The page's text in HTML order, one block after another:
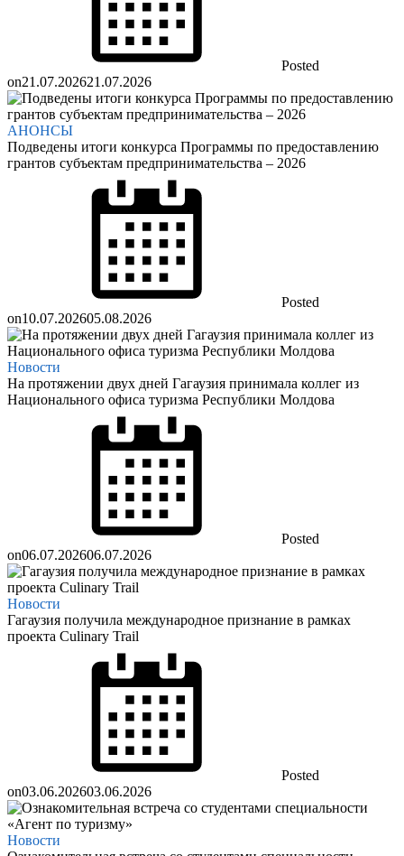
Posted
on21.07.202621.07.2026
АНОНСЫ
Подведены итоги конкурса Программы по предоставлению
грантов субъектам предпринимательства – 2026
Posted
on10.07.202605.08.2026
Новости
На протяжении двух дней Гагаузия принимала коллег из
Национального офиса туризма Республики Молдова
Posted
on06.07.202606.07.2026
Новости
Гагаузия получила международное признание в рамках
проекта Culinary Trail
Posted
on03.06.202603.06.2026
Новости